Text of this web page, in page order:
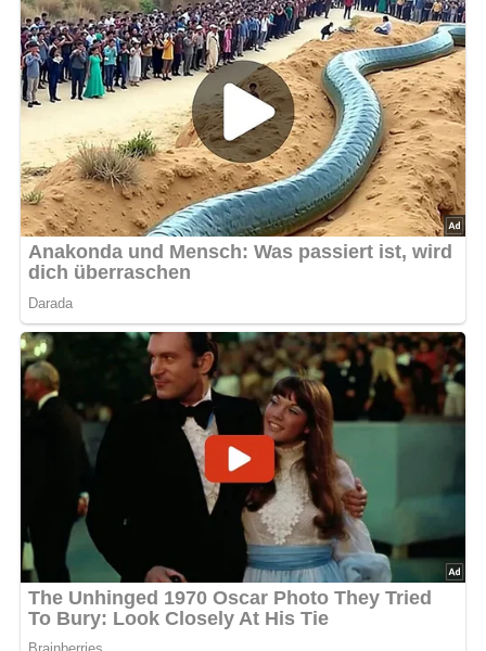
entsprechend an.
Zutaten
375 g Rindfleisch
2 Liter Wasser
Salz nach Geschmack
300 g rote Rüben
200 g Wurzelgemüse (Suppengrün)
1 Zwiebel
1 EL Zucker
100 g Tomaten
Pfeffer nach Geschmack
125 g geräucherter Schinken
1/8 Liter saure Sahne
Kennst du schon unser tolles DDR-Quiz?Was weißt du
noch alles über die DDR?
Teste dein Wissen jetzt!
Zubereitung